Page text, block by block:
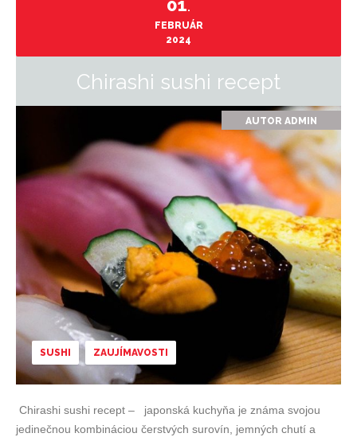
01.
FEBRUÁR
2024
Chirashi sushi recept
AUTOR ADMIN
SUSHI ZAUJÍMAVOSTI
Chirashi sushi recept – japonská kuchyňa je známa svojou
jedinečnou kombináciou čerstvých surovín, jemných chutí a